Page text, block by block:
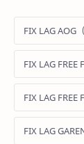
FIX LAG AOG
FIX LAG FREE
FIX LAG FREE
FIX LAG